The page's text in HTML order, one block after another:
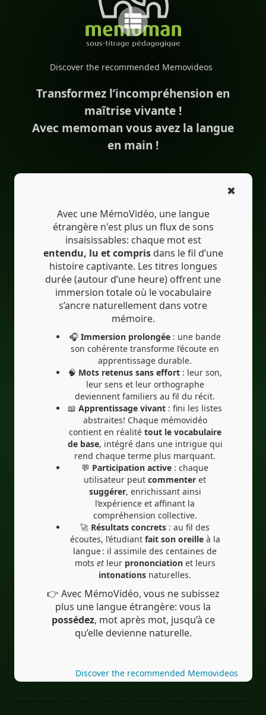
Discover the recommended Memovideos
Transformez l’incompréhension en
maîtrise vivante !
Avec memoman vous avez la langue
en main !
✖
Avec une MémoVidéo, une langue
étrangère n'est plus un flux de sons
insaisissables: chaque mot est
entendu, lu et comprisdans le fil d’une
histoire captivante. Les titres longues
durée (autour d’une heure) offrent une
immersion totale où le vocabulaire
s’ancre naturellement dans votre
mémoire.
🎧 Immersion prolongée: une bande
son cohérente transforme l’écoute en
apprentissage durable.
🧠 Mots retenus sans effort : leur son,
leur sens et leur orthographe
deviennent familiers au fil du récit.
📖 Apprentissage vivant : fini les listes
abstraites! Chaque mémovidéo
contient en réalité tout le vocabulaire
de base, intégré dans une intrigue qui
rend chaque terme plus marquant.
💬 Participation active : chaque
utilisateur peut commenter et
suggérer, enrichissant ainsi
l’expérience et affinant la
compréhension collective.
🚀 Résultats concrets : au fil des
écoutes, l’étudiant fait son oreilleà la
langue : il assimile des centaines de
mots etleur prononciationet leurs
intonations naturelles.
👉 Avec MémoVidéo, vous ne subissez
plus une langue étrangère: vous la
possédez, mot après mot, jusqu’à ce
qu’elle devienne naturelle.
Discover the recommended Memovideos